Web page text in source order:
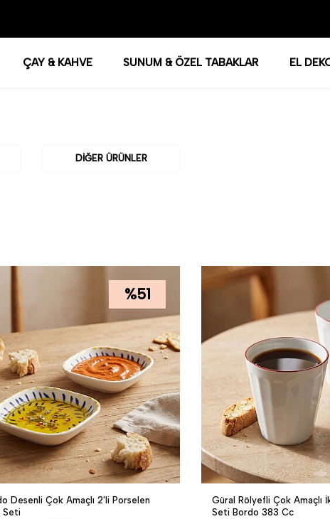
ÇAY & KAHVE SUNUM & ÖZEL TABAKLAR EL
DIĞER ÜRÜNLER
%51
Desenli Çok Amaçlı 2'li Porselen
Seti
Güral Rölyefli Çok Amaçlı
Seti Bordo 383 Cc